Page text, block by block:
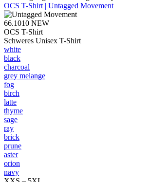
OCS T-Shirt | Untagged Movement
66.1010 NEW
OCS T-Shirt
Schweres Unisex T-Shirt
white
black
charcoal
grey melange
fog
birch
latte
thyme
sage
ray
brick
prune
aster
orion
navy